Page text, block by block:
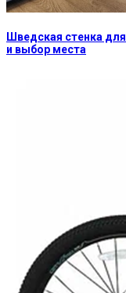
Шведская стенка
и выбор места